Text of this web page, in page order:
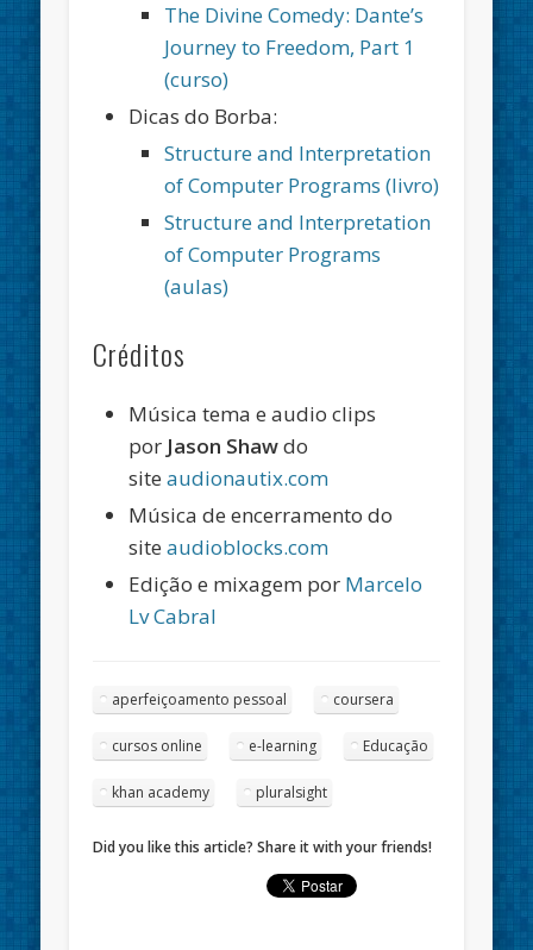
The Divine Comedy: Dante’s
Journey to Freedom, Part 1
(curso)
Dicas do Borba:
Structure and Interpretation
of Computer Programs (livro)
Structure and Interpretation
of Computer Programs
(aulas)
Créditos
Música tema e audio clips
por Jason Shawdo
siteaudionautix.com
Música de encerramento do
siteaudioblocks.com
Edição e mixagem por Marcelo
Lv Cabral
aperfeiçoamento pessoal coursera
cursos online e-learning Educação
khan academy pluralsight
Did you like this article? Share it with your friends!